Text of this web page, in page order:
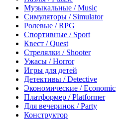
Музыкальные / Music
Симуляторы / Simulator
Ролевые / RPG
Спортивные / Sport
Квест / Quest
Стрелялки / Shooter
Ужасы / Horror
Игры для детей
Детективы / Detective
Экономические / Economic
Платформер / Platformer
Для вечеринок / Party
Конструктор